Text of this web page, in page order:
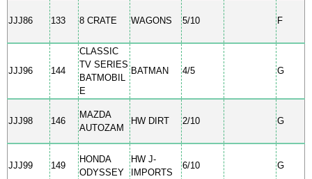
JJJ86 133 8 CRATE WAGONS 5/10 F
JJJ96 144
CLASSIC
TV SERIES
BATMOBIL
E
BATMAN 4/5 G
JJJ98 146
MAZDA
AUTOZAM
HW DIRT 2/10 G
JJJ99 149
HONDA
ODYSSEY
HW J-
IMPORTS
6/10 G